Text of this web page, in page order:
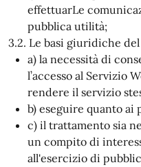
effettuarLe
pubblica utilità;
3.2. Le basi giuridiche
a) la necessità di
l’accesso al Servizio
rendere il servizio
b) eseguire quanto ai
c) il trattamento sia
un compito di
all'esercizio di